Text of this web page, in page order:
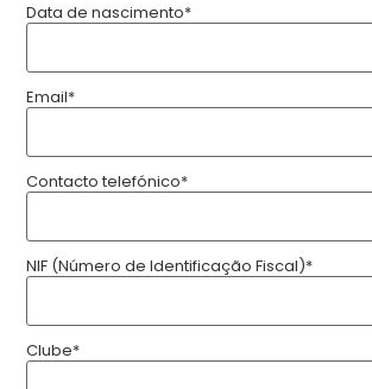
Data de nascimento*
Email*
Contacto telefónico*
NIF (Número de Identificação Fiscal)*
Clube*